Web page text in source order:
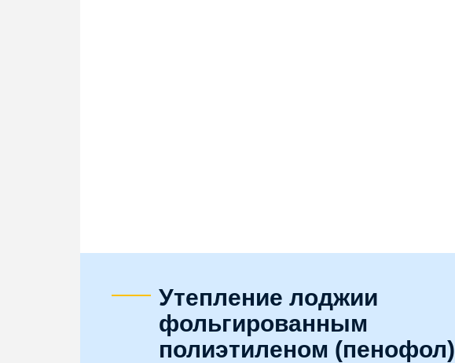
Утепление лоджии
фольгированным
полиэтиленом (пенофол)